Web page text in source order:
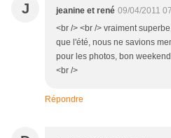
J jeanine et rené 09/04/2011
<br /> <br /> vraiment
que l'été, nous ne savions
pour les photos, bon
<br />
Répondre